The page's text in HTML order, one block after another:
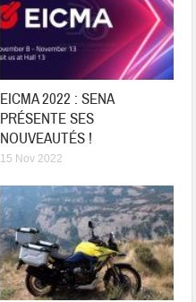
EICMA 2022 : SENA
PRÉSENTE SES
NOUVEAUTÉS !
15 Nov 2022